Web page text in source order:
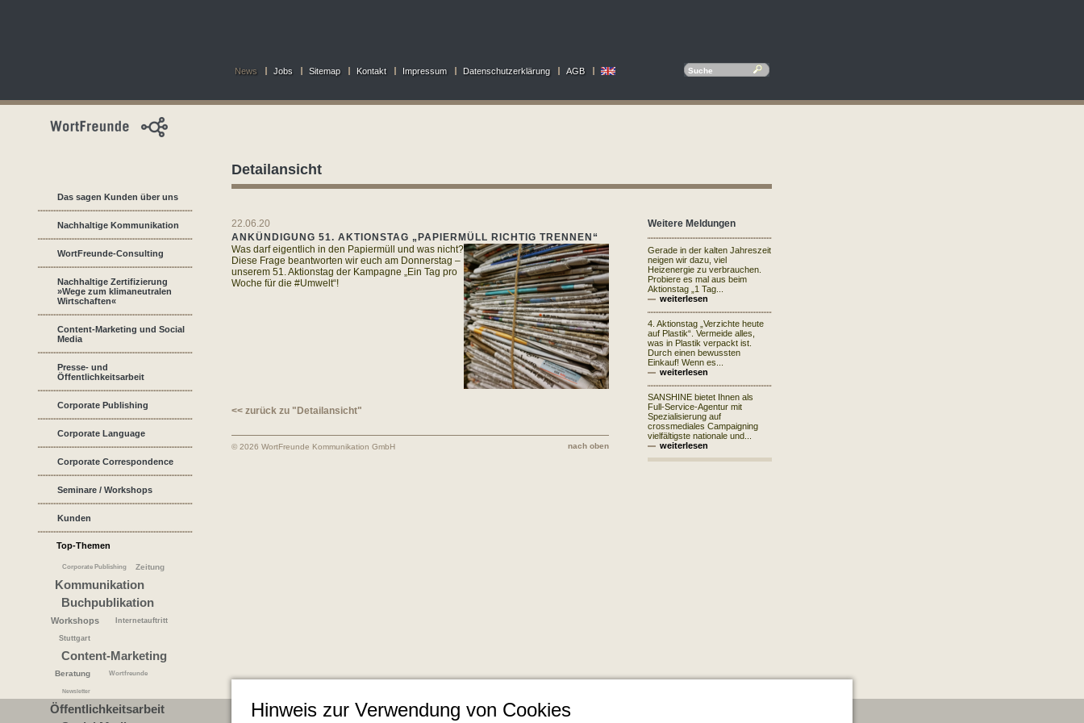
News Jobs Sitemap Kontakt Impressum Datenschutzerklärung AGB
Das sagen Kunden über uns
Nachhaltige Kommunikation
WortFreunde-Consulting
Nachhaltige Zertifizierung
»Wege zum klimaneutralen
Wirtschaften«
Content-Marketing und Social
Media
Presse- und
Öffentlichkeitsarbeit
Corporate Publishing
Corporate Language
Corporate Correspondence
Seminare / Workshops
Kunden
Top-Themen
Corporate Publishing Zeitung
Kommunikation
Buchpublikation
Workshops Internetauftritt
Stuttgart
Content-Marketing
Beratung Wortfreunde
Newsletter
Öffentlichkeitsarbeit
Detailansicht
22.06.20
ANKÜNDIGUNG 51. AKTIONSTAG „PAPIERMÜLL RICHTIG TRENNEN“
Was darf eigentlich in den Papiermüll und was nicht?
Diese Frage beantworten wir euch am Donnerstag –
unserem 51. Aktionstag der Kampagne „Ein Tag pro
Woche für die #Umwelt“!
<< zurück zu "Detailansicht"
nach oben
© 2026 WortFreunde Kommunikation GmbH
Weitere Meldungen
Gerade in der kalten Jahreszeit
neigen wir dazu, viel
Heizenergie zu verbrauchen.
Probiere es mal aus beim
Aktionstag „1 Tag...
weiterlesen
4. Aktionstag „Verzichte heute
auf Plastik“. Vermeide alles,
was in Plastik verpackt ist.
Durch einen bewussten
Einkauf! Wenn es...
weiterlesen
SANSHINE bietet Ihnen als
Full-Service-Agentur mit
Spezialisierung auf
crossmediales Campaigning
vielfältigste nationale und...
weiterlesen
Hinweis zur Verwendung von Cookies